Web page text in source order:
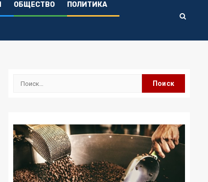
ОБЩЕСТВО ПОЛИТИКА
Найти: